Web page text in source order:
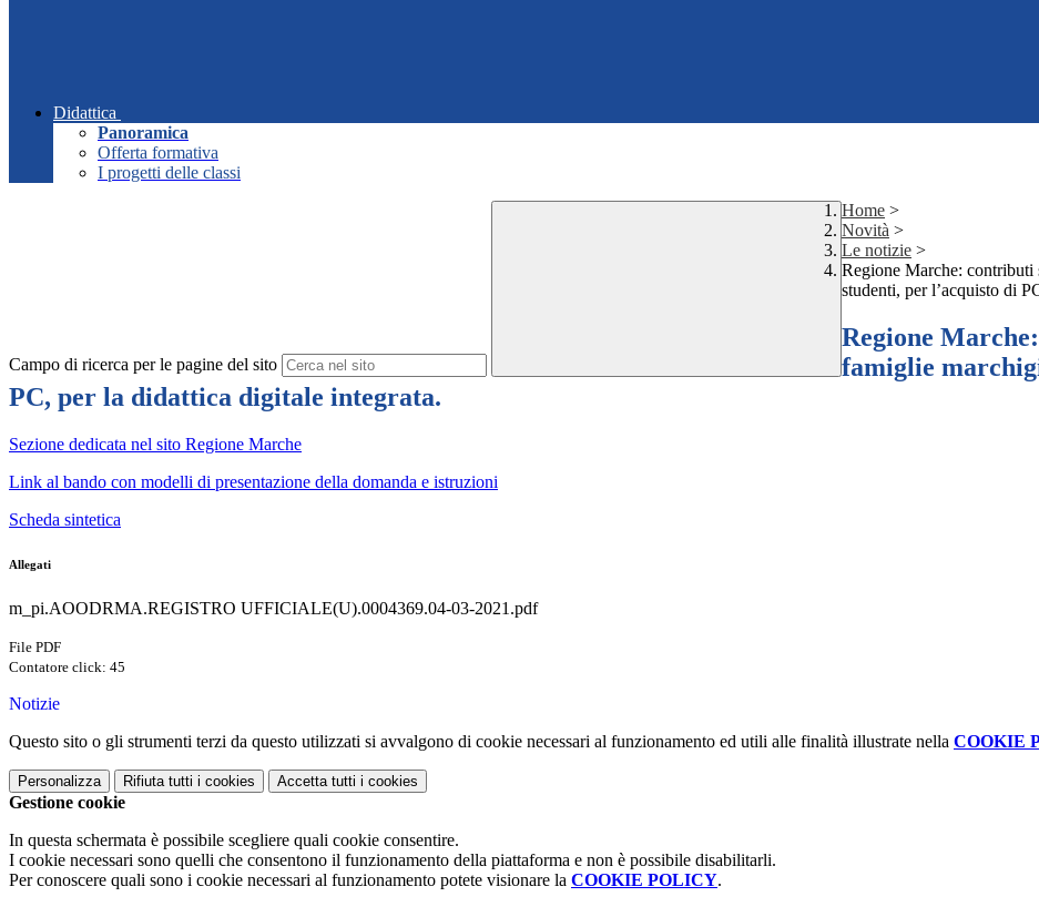
Didattica
Panoramica
Offerta formativa
I progetti delle classi
Campo di ricerca per le pagine del sito
Home >
Novità >
Le notizie >
Regione Marche:
studenti, per l’acquisto di
Regione
famiglie
PC, per la didattica digitale integrata.
Sezione dedicata nel sito Regione Marche
Link al bando con modelli di presentazione della domanda e istruzioni
Scheda sintetica
Allegati
m_pi.AOODRMA.REGISTRO UFFICIALE(U).0004369.04-03-2021.pdf
File PDF
Contatore click: 45
Notizie
Questo sito o gli strumenti terzi da questo utilizzati si avvalgono di cookie necessari al funzionamento ed utili alle finalità illustrate nella COOKIE
Personalizza Rifiuta tutti i cookies Accetta tutti i cookies
Gestione cookie
In questa schermata è possibile scegliere quali cookie consentire.
I cookie necessari sono quelli che consentono il funzionamento della piattaforma e non è possibile disabilitarli.
Per conoscere quali sono i cookie necessari al funzionamento potete visionare la COOKIE POLICY.